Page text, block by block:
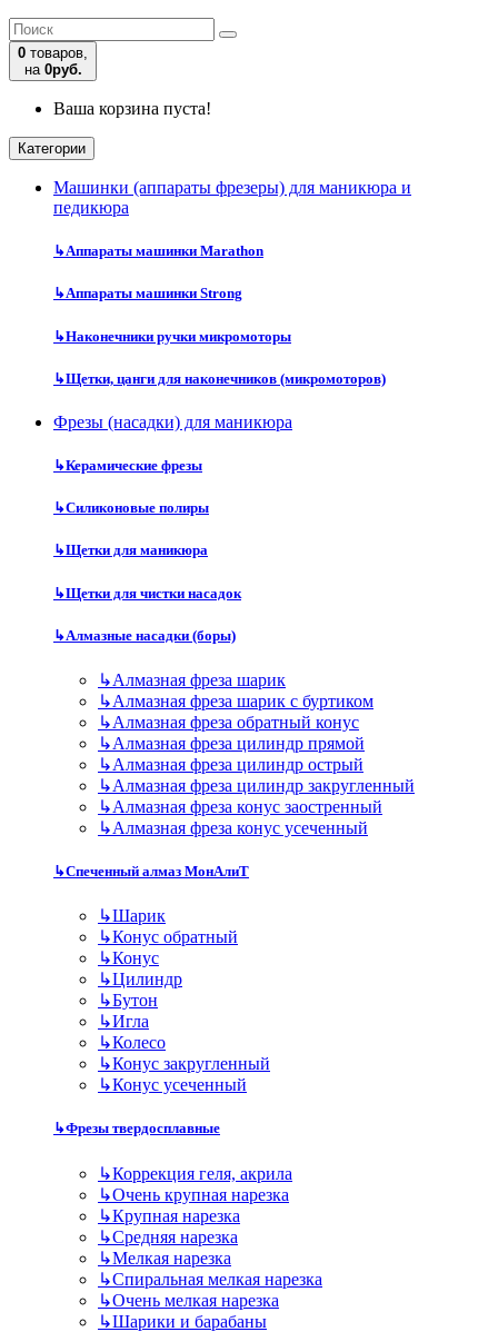
0 товаров,
на 0руб.
Ваша корзина пуста!
Категории
Машинки (аппараты фрезеры) для маникюра и
педикюра
↳Аппараты машинки Marathon
↳Аппараты машинки Strong
↳Наконечники ручки микромоторы
↳Щетки, цанги для наконечников (микромоторов)
Фрезы (насадки) для маникюра
↳Керамические фрезы
↳Силиконовые полиры
↳Щетки для маникюра
↳Щетки для чистки насадок
↳Алмазные насадки (боры)
↳Алмазная фреза шарик
↳Алмазная фреза шарик с буртиком
↳Алмазная фреза обратный конус
↳Алмазная фреза цилиндр прямой
↳Алмазная фреза цилиндр острый
↳Алмазная фреза цилиндр закругленный
↳Алмазная фреза конус заостренный
↳Алмазная фреза конус усеченный
↳Спеченный алмаз МонАлиТ
↳Шарик
↳Конус обратный
↳Конус
↳Цилиндр
↳Бутон
↳Игла
↳Колесо
↳Конус закругленный
↳Конус усеченный
↳Фрезы твердосплавные
↳Коррекция геля, акрила
↳Очень крупная нарезка
↳Крупная нарезка
↳Средняя нарезка
↳Мелкая нарезка
↳Спиральная мелкая нарезка
↳Очень мелкая нарезка
↳Шарики и барабаны